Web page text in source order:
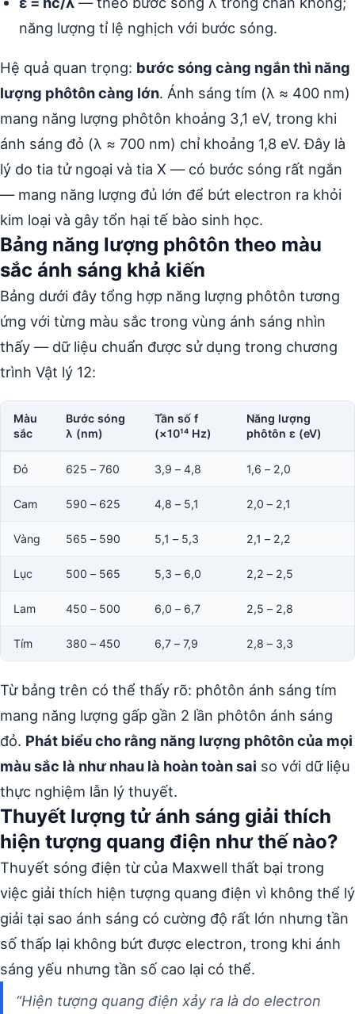
năng lượng tỉ lệ nghịch với bước sóng.
Hệ quả quan trọng: bước sóng càng ngắn thì năng
lượng phôtôn càng lớn. Ánh sáng tím (λ ≈ 400 nm)
mang năng lượng phôtôn khoảng 3,1 eV, trong khi
ánh sáng đỏ (λ ≈ 700 nm) chỉ khoảng 1,8 eV. Đây là
lý do tia tử ngoại và tia X — có bước sóng rất ngắn
— mang năng lượng đủ lớn để bứt electron ra khỏi
kim loại và gây tổn hại tế bào sinh học.
Bảng năng lượng phôtôn theo màu
sắc ánh sáng khả kiến
Bảng dưới đây tổng hợp năng lượng phôtôn tương
ứng với từng màu sắc trong vùng ánh sáng nhìn
thấy — dữ liệu chuẩn được sử dụng trong chương
trình Vật lý 12:
Màu
sắc
Bước sóng
λ (nm)
Tần số f
(×10¹⁴ Hz)
Năng lượng
phôtôn ε (eV)
Đỏ 625 – 760 3,9 – 4,8 1,6 – 2,0
Cam 590 – 625 4,8 – 5,1 2,0 – 2,1
Vàng 565 – 590 5,1 – 5,3 2,1 – 2,2
Lục 500 – 565 5,3 – 6,0 2,2 – 2,5
Lam 450 – 500 6,0 – 6,7 2,5 – 2,8
Tím 380 – 450 6,7 – 7,9 2,8 – 3,3
Từ bảng trên có thể thấy rõ: phôtôn ánh sáng tím
mang năng lượng gấp gần 2 lần phôtôn ánh sáng
đỏ. Phát biểu cho rằng năng lượng phôtôn của mọi
màu sắc là như nhau là hoàn toàn sai so với dữ liệu
thực nghiệm lẫn lý thuyết.
Thuyết lượng tử ánh sáng giải thích
hiện tượng quang điện như thế nào?
Thuyết sóng điện từ của Maxwell thất bại trong
việc giải thích hiện tượng quang điện vì không thể lý
giải tại sao ánh sáng có cường độ rất lớn nhưng tần
số thấp lại không bứt được electron, trong khi ánh
sáng yếu nhưng tần số cao lại có thể.
“Hiện tượng quang điện xảy ra là do electron